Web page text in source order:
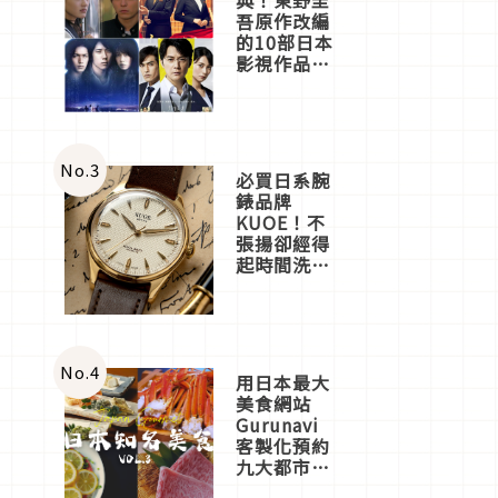
吾原作改編
的10部日本
影視作品推
No.3 必買日系腕
錶品牌
KUOE！不
張揚卻經得
起時間洗鍊
No.4 用日本最大
美食網站
Gurunavi
客製化預約
九大都市餐